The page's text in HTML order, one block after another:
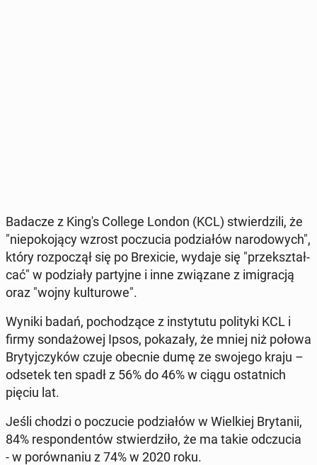
Badacze z King's College London (KCL) stwier­dzi­li, że
"nie­po­ko­ją­cy wzrost po­czu­cia po­dzia­łów na­ro­do­wych",
który roz­po­czął się po Bre­xi­cie, wydaje się "prze­kształ­
cać" w po­dzia­ły par­tyj­ne i inne zwią­za­ne z imi­gra­cją
oraz "wojny kul­tu­ro­we".
Wyniki badań, po­cho­dzą­ce z in­sty­tu­tu po­li­ty­ki KCL i
firmy son­da­żo­wej Ipsos, po­ka­za­ły, że mniej niż połowa
Bry­tyj­czy­ków czuje obecnie dumę ze swojego kraju –
odsetek ten spadł z 56% do 46% w ciągu ostat­nich
pięciu lat.
Jeśli chodzi o po­czu­cie po­dzia­łów w Wiel­kiej Bry­ta­nii,
84% re­spon­den­tów stwier­dzi­ło, że ma takie od­czu­cia
- w po­rów­na­niu z 74% w 2020 roku.